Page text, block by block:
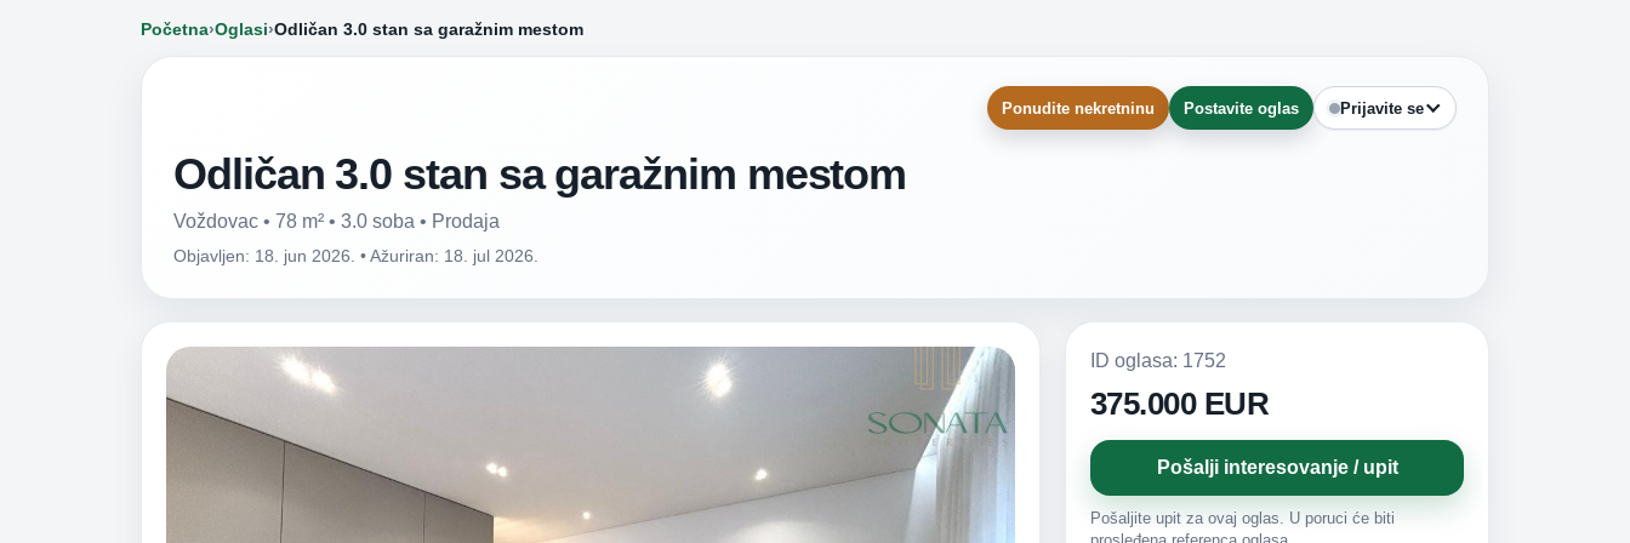
Početna›Oglasi›Odličan 3.0 stan sa garažnim mestom
Ponudite nekretninu Postavite oglas Prijavite se
Odličan 3.0 stan sa garažnim mestom
Voždovac • 78 m² • 3.0 soba • Prodaja
Objavljen: 18. jun 2026. •Ažuriran: 18. jul 2026.
ID oglasa: 1752
375.000 EUR
Pošalji interesovanje / upit
Pošaljite upit za ovaj oglas. U poruci će biti